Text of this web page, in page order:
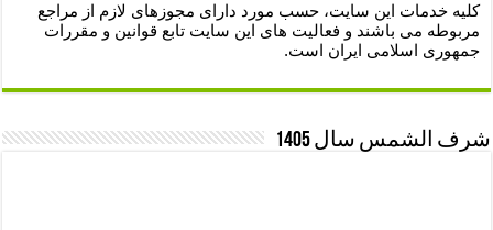
کلیه خدمات این سایت، حسب مورد دارای مجوزهای لازم از مراجع
مربوطه می باشند و فعالیت های این سایت تابع قوانین و مقررات
جمهوری اسلامی ایران است.
شرف الشمس سال 1405